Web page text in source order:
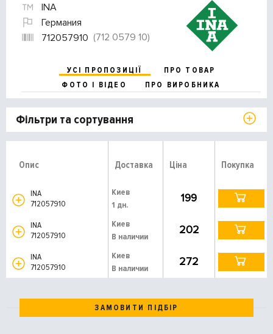
INA
Германия
712057910 (712 0579 10)
УСІ ПРОПОЗИЦІЇ
ПРО ТОВАР
ФОТО І ВІДЕО
ПРО ВИРОБНИКА
Фільтри та сортування
Опис Доставка Ціна Покупка
INA
712057910
Киев
1 дн.
199
INA
712057910
Киев
В наличии
202
INA
712057910
Киев
В наличии
272
ЗАМОВИТИ ПІДБІР